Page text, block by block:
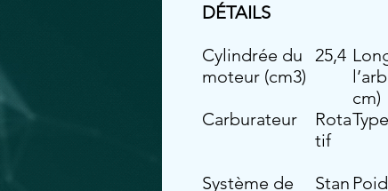
DÉTAILS
Cylindrée du
moteur (cm3)
25,4
cm)
Carburateur
Rota
tif
Système de
Stan